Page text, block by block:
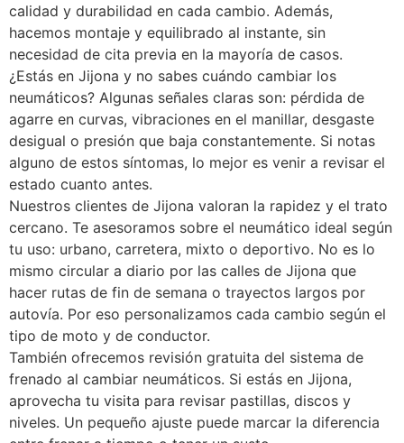
calidad y durabilidad en cada cambio. Además,
hacemos montaje y equilibrado al instante, sin
necesidad de cita previa en la mayoría de casos.
¿Estás en Jijona y no sabes cuándo cambiar los
neumáticos? Algunas señales claras son: pérdida de
agarre en curvas, vibraciones en el manillar, desgaste
desigual o presión que baja constantemente. Si notas
alguno de estos síntomas, lo mejor es venir a revisar el
estado cuanto antes.
Nuestros clientes de Jijona valoran la rapidez y el trato
cercano. Te asesoramos sobre el neumático ideal según
tu uso: urbano, carretera, mixto o deportivo. No es lo
mismo circular a diario por las calles de Jijona que
hacer rutas de fin de semana o trayectos largos por
autovía. Por eso personalizamos cada cambio según el
tipo de moto y de conductor.
También ofrecemos revisión gratuita del sistema de
frenado al cambiar neumáticos. Si estás en Jijona,
aprovecha tu visita para revisar pastillas, discos y
niveles. Un pequeño ajuste puede marcar la diferencia